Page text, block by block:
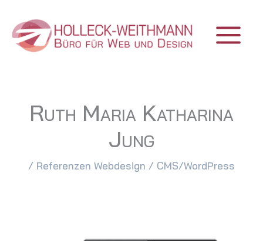
Inhalt
springen
Ruth Maria Katharina
Jung
/ Referenzen Webdesign / CMS/WordPress